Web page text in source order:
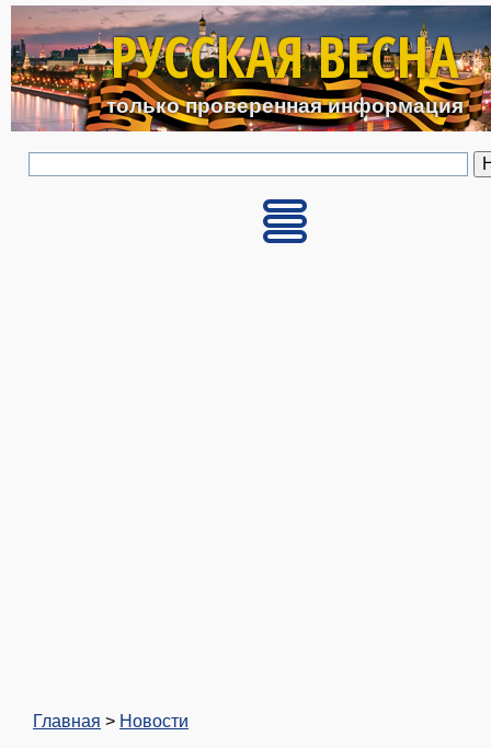
Перейти к основному
РУССКАЯ ВЕСНА
только проверенная информация
Главная > Новости